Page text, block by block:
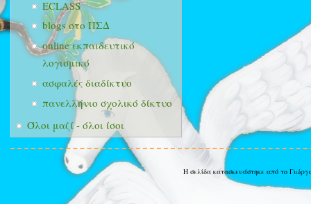
ECLASS
blogs στο ΠΣΔ
online εκπαιδευτικό
λογισμικό
ασφαλές διαδίκτυο
πανελλήνιο σχολικό δίκτυο
Όλοι μαζί - όλοι ίσοι
Η σελίδα κατασκευάστηκε από το